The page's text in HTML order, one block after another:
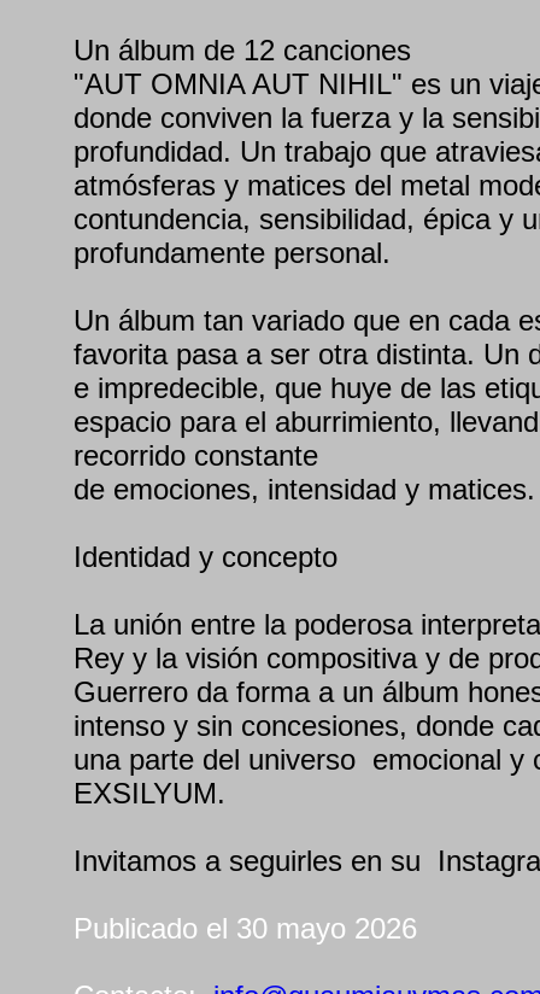
Un álbum de 12 canciones
"AUT OMNIA AUT NIHIL" es un
donde conviven la fuerza y la
profundidad. Un trabajo que
atmósferas y matices del metal
contundencia, sensibilidad, épica y
profundamente personal.
Un álbum tan variado que en cada
favorita pasa a ser otra distinta. Un
e impredecible, que huye de las
espacio para el aburrimiento,
recorrido constante
de emociones, intensidad y matices.
Identidad y concepto
La unión entre la poderosa
Rey y la visión compositiva y de
Guerrero da forma a un álbum
intenso y sin concesiones, donde
una parte del universo emocional y
EXSILYUM.
Invitamos a seguirles en su
Publicado el 30 mayo 2026